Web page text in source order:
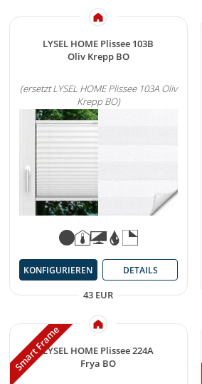
LYSEL HOME Plissee 103B
Oliv Krepp BO
(ersetzt LYSEL HOME Plissee 103A Oliv
Krepp BO)
43 EUR
KONFIGURIEREN DETAILS
LYSEL HOME Plissee 224A
Frya BO
Smart Frame